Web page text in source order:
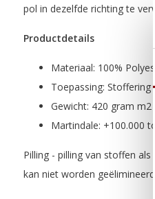
pol in dezelfde richting te
Productdetails
Materiaal: 100%
Toepassing: Stoffering
Gewicht: 420 gram m2
Martindale: +100.000
Pilling - pilling van stoffen
kan niet worden geëlimineerd.